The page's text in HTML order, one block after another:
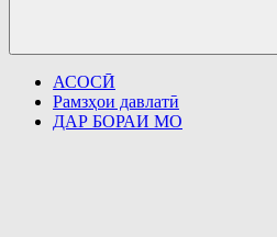
АСОСӢ
Рамзҳои давлатӣ
ДАР БОРАИ МО